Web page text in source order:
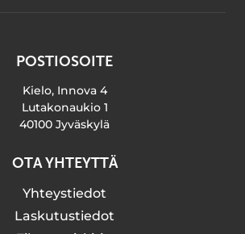
POSTIOSOITE
Kielo, Innova 4
Lutakonaukio 1
40100 Jyväskylä
OTA YHTEYTTÄ
Yhteystiedot
Laskutustiedot